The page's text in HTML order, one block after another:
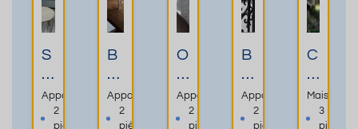
S
o
u
s
Appartement
2
pièces
B
el
a
p
Appartement
2
pièces
O
fil
d
e
Appartement
2
pièces
B
al
c
o
Appartement
2
pièces
C
o
tt
a
Maison
3
pièces